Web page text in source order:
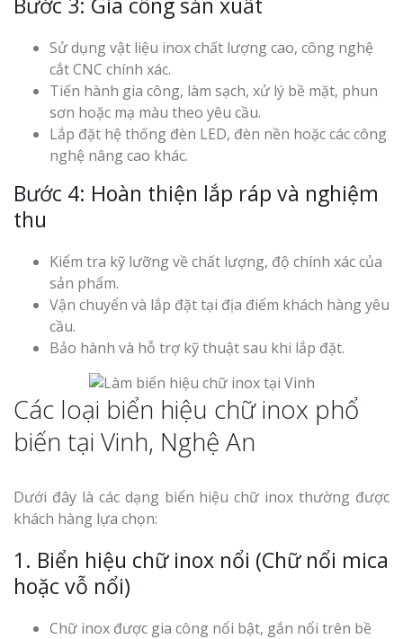
Sử dụng vật liệu inox chất lượng cao, công nghệ
cắt CNC chính xác.
Tiến hành gia công, làm sạch, xử lý bề mặt, phun
sơn hoặc mạ màu theo yêu cầu.
Lắp đặt hệ thống đèn LED, đèn nền hoặc các công
nghệ nâng cao khác.
Bước 4: Hoàn thiện lắp ráp và nghiệm
thu
Kiểm tra kỹ lưỡng về chất lượng, độ chính xác của
sản phẩm.
Vận chuyển và lắp đặt tại địa điểm khách hàng yêu
cầu.
Bảo hành và hỗ trợ kỹ thuật sau khi lắp đặt.
Các loại biển hiệu chữ inox phổ
biến tại Vinh, Nghệ An
Dưới đây là các dạng biển hiệu chữ inox thường được
khách hàng lựa chọn:
1. Biển hiệu chữ inox nổi (Chữ nổi mica
hoặc vỗ nổi)
Chữ inox được gia công nổi bật, gắn nổi trên bề